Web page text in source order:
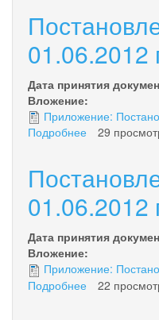
103
01.06.2012
01.06.2012
Дата принятия
Вложение:
Приложение:
Подробнее
101
01.06.2012
29
01.06.2012
Дата принятия
Вложение:
Приложение:
Подробнее
22